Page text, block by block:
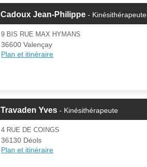
Cadoux Jean-Philippe - Kinésithérapeute
9 BIS RUE MAX HYMANS
36600 Valençay
Plan et itinéraire
Travaden Yves - Kinésithérapeute
4 RUE DE COINGS
36130 Déols
Plan et itinéraire